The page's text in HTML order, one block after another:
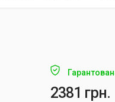
2381 грн.